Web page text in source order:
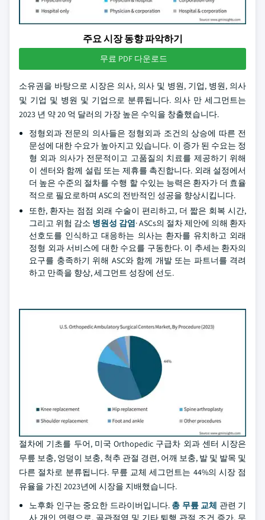
주요 시장 동향 파악하기
무료 PDF 다운로드
소유권을 바탕으로 시장은 의사, 의사 및 병원, 기업, 병원, 의사
및 기업 및 병원 및 기업으로 분류됩니다. 의사 만 세그먼트는
2023 년 약 20 억 달러의 가장 높은 수익을 창출했습니다.
정형외과 전문의 의사들은 정형외과 조건의 상승에 따른 전
문성에 대한 수요가 높아지고 있습니다. 이 증가 된 수요는 정
형 외과 의사가 전문적이고 고품질의 치료를 제공하기 위해
이 센터와 함께 설립 또는 제휴를 촉진합니다. 외래 설정에서
더 높은 수준의 절차를 수행 할 수있는 능력은 환자가 더 효율
적으로 필요로하며 ASC의 전반적인 성공을 향상시킵니다.
또한, 환자는 점점 외래 수술이 편리하고, 더 짧은 회복 시간,
그리고 위험 감소 병원성 감염· ASCs의 절차 제안에 의해 환자
선호도를 인식하고 대응하는 의사는 환자를 유치하고 외래
정형 외과 서비스에 대한 수요를 구동한다. 이 추세는 환자의
요구를 충족하기 위해 ASC와 함께 개발 또는 파트너를 격려
하고 만족을 향상, 세그먼트 성장에 선도.
절차에 기초를 두어, 미국 Orthopedic 구급차 외과 센터 시장은
무릎 보충, 엉덩이 보충, 척추 관절 경련, 어깨 보충, 발 및 발목 및
다른 절차로 분류됩니다. 무릎 교체 세그먼트는 44%의 시장 점
유율을 가진 2023년에 시장을 지배했습니다.
노후화 인구는 중요한 드라이버입니다. 총 무릎 교체 관련 기
사 개인 연령으로, 골관절염 및 기타 퇴행 관절 조건 증가, 무